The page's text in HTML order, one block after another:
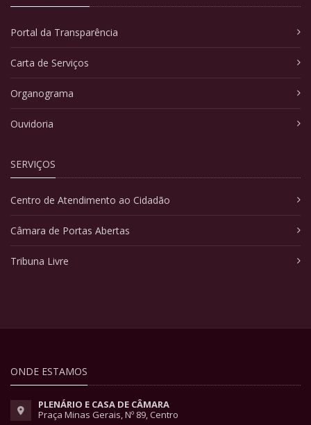
Portal da Transparência
Carta de Serviços
Organograma
Ouvidoria
SERVIÇOS
Centro de Atendimento ao Cidadão
Câmara de Portas Abertas
Tribuna Livre
ONDE ESTAMOS
PLENÁRIO E CASA DE CÂMARA
Praça Minas Gerais, Nº 89, Centro